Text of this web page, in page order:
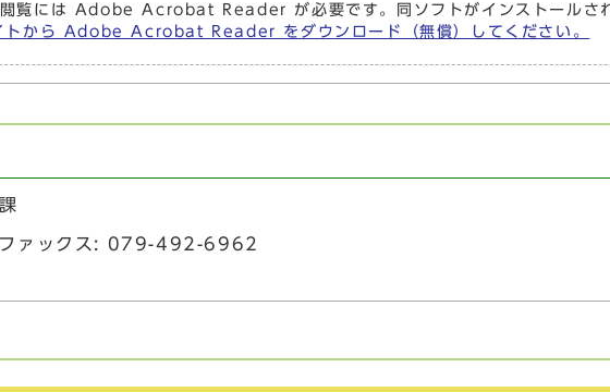
覧には Adobe Acrobat Reader が必要です。同ソフトがインストールされ
から Adobe Acrobat Reader をダウンロード（無償）してください。
ファックス: 079-492-6962